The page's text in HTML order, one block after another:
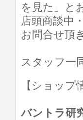
を見た」と
店頭商談中
お問合せ頂
スタッフ一
【ショッ
バントラ研